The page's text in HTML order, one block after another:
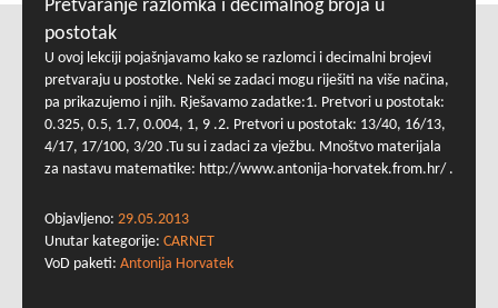
Pretvaranje razlomka i decimalnog broja u
postotak
U ovoj lekciji pojašnjavamo kako se razlomci i decimalni brojevi
pretvaraju u postotke. Neki se zadaci mogu riješiti na više načina,
pa prikazujemo i njih. Rješavamo zadatke:1. Pretvori u postotak:
0.325, 0.5, 1.7, 0.004, 1, 9 .2. Pretvori u postotak: 13/40, 16/13,
4/17, 17/100, 3/20 .Tu su i zadaci za vježbu. Mnoštvo materijala
za nastavu matematike: http://www.antonija-horvatek.from.hr/ .
Objavljeno: 29.05.2013
Unutar kategorije: CARNET
VoD paketi: Antonija Horvatek